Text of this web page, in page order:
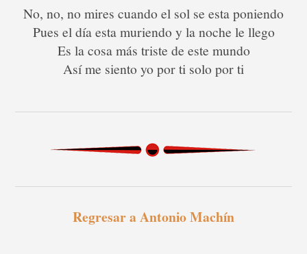
No, no, no mires cuando el sol se esta poniendo
Pues el día esta muriendo y la noche le llego
Es la cosa más triste de este mundo
Así me siento yo por ti solo por ti
Regresar a Antonio Machín